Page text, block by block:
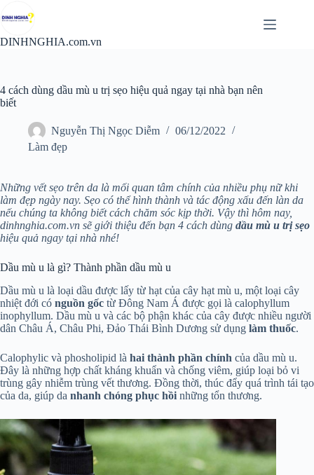
đến
nội
DINHNGHIA.com.vn
4 cách dùng dầu mù u trị sẹo hiệu quả ngay tại nhà bạn nên
biết
Nguyễn Thị Ngọc Diễm
06/12/2022
Làm đẹp
Những vết sẹo trên da là mối quan tâm chính của nhiều phụ nữ khi
làm đẹp ngày nay. Sẹo có thể hình thành và tác động xấu đến làn da
nếu chúng ta không biết cách chăm sóc kịp thời. Vậy thì hôm nay,
dinhnghia.com.vn sẽ giới thiệu đến bạn 4 cách dùng dầu mù u trị sẹo
hiệu quả ngay tại nhà nhé!
Dầu mù u là gì? Thành phần dầu mù u
Dầu mù u là loại dầu được lấy từ hạt của cây hạt mù u, một loại cây
nhiệt đới có nguồn gốc từ Đông Nam Á được gọi là calophyllum
inophyllum. Dầu mù u và các bộ phận khác của cây được nhiều người
dân Châu Á, Châu Phi, Đảo Thái Bình Dương sử dụng làm thuốc.
Calophylic và phosholipid là hai thành phần chính của dầu mù u.
Đây là những hợp chất kháng khuẩn và chống viêm, giúp loại bỏ vi
trùng gây nhiễm trùng vết thương. Đồng thời, thúc đẩy quá trình tái tạo
của da, giúp da nhanh chóng phục hồi những tổn thương.